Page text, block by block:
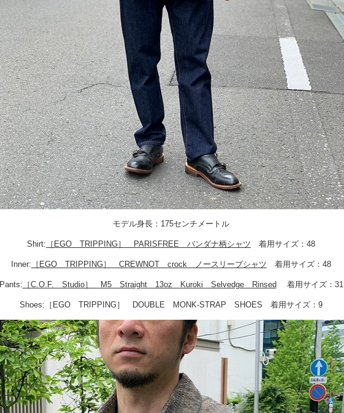
モデル身長：175センチメートル
Shirt: ［EGO TRIPPING］ PARISFREE バンダナ柄シャツ 着用サイズ：48
Inner: ［EGO TRIPPING］ CREWNOT crock ノースリーブシャツ 着用サイズ：48
Pants: ［C.O.F. Studio］ M5 Straight 13oz Kuroki Selvedge Rinsed 着用サイズ：31
Shoes:［EGO TRIPPING］ DOUBLE MONK-STRAP SHOES 着用サイズ：9